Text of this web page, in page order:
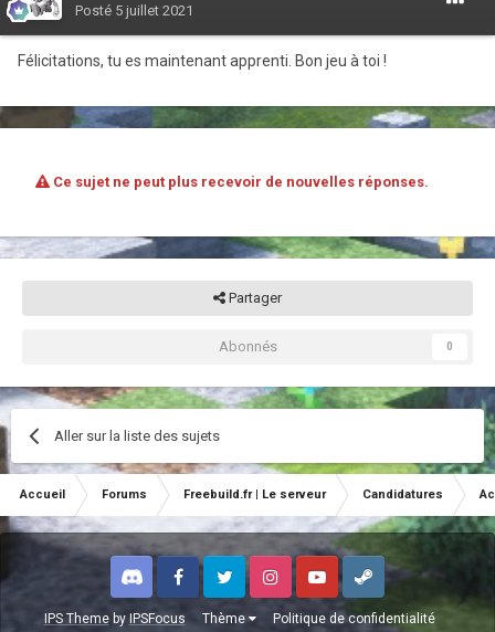
Posté 5 juillet 2021
Félicitations, tu es maintenant apprenti. Bon jeu à toi !
Ce sujet ne peut plus recevoir de nouvelles réponses.
Partager
Abonnés 0
Aller sur la liste des sujets
Accueil Forums Freebuild.fr | Le serveur Candidatures
IPS Themeby IPSFocus Thème
Politique de confidentialité
Discord FacebookTwitter InstagramYoutubeSteam